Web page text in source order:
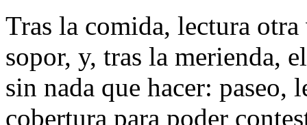
Tras la comida, lectura otra
sopor, y, tras la merienda,
sin nada que hacer: paseo,
cobertura para poder